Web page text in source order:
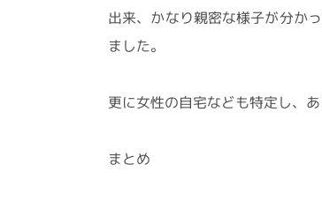
出来、かなり親密な様子が分か
ました。
更に女性の自宅なども特定し、
まとめ